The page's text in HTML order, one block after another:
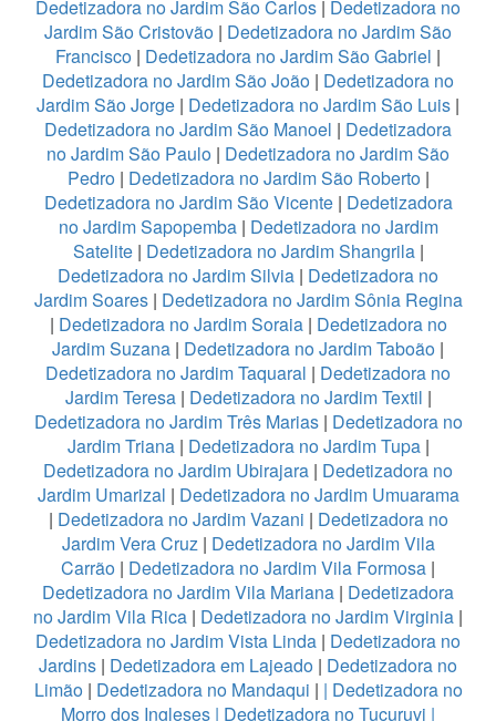
Dedetizadora no Jardim São Carlos | Dedetizadora no
Jardim São Cristovão | Dedetizadora no Jardim São
Francisco | Dedetizadora no Jardim São Gabriel |
Dedetizadora no Jardim São João | Dedetizadora no
Jardim São Jorge | Dedetizadora no Jardim São Luis |
Dedetizadora no Jardim São Manoel | Dedetizadora
no Jardim São Paulo | Dedetizadora no Jardim São
Pedro| Dedetizadora no Jardim São Roberto|
Dedetizadora no Jardim São Vicente| Dedetizadora
no Jardim Sapopemba| Dedetizadora no Jardim
Satelite| Dedetizadora no Jardim Shangrila|
Dedetizadora no Jardim Silvia | Dedetizadora no
Jardim Soares| Dedetizadora no Jardim Sônia Regina
| Dedetizadora no Jardim Soraia| Dedetizadora no
Jardim Suzana | Dedetizadora no Jardim Taboão |
Dedetizadora no Jardim Taquaral | Dedetizadora no
Jardim Teresa| Dedetizadora no Jardim Textil |
Dedetizadora no Jardim Três Marias| Dedetizadora no
Jardim Triana| Dedetizadora no Jardim Tupa|
Dedetizadora no Jardim Ubirajara | Dedetizadora no
Jardim Umarizal | Dedetizadora no Jardim Umuarama
| Dedetizadora no Jardim Vazani | Dedetizadora no
Jardim Vera Cruz| Dedetizadora no Jardim Vila
Carrão | Dedetizadora no Jardim Vila Formosa |
Dedetizadora no Jardim Vila Mariana | Dedetizadora
no Jardim Vila Rica | Dedetizadora no Jardim Virginia |
Dedetizadora no Jardim Vista Linda | Dedetizadora no
Jardins | Dedetizadora em Lajeado | Dedetizadora no
Limão| Dedetizadora no Mandaqui | | Dedetizadora no
Morro dos Ingleses | Dedetizadora no Tucuruvi |